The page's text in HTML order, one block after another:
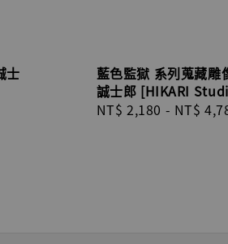
士
藍色監獄 系列蒐藏雕
誠士郎 [HIKARI
Regular
NT$ 2,180 - NT$